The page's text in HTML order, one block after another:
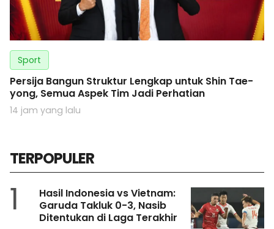
Sport
Persija Bangun Struktur Lengkap untuk Shin Tae-
yong, Semua Aspek Tim Jadi Perhatian
14 jam yang lalu
TERPOPULER
1
Hasil Indonesia vs Vietnam:
Garuda Takluk 0-3, Nasib
Ditentukan di Laga Terakhir